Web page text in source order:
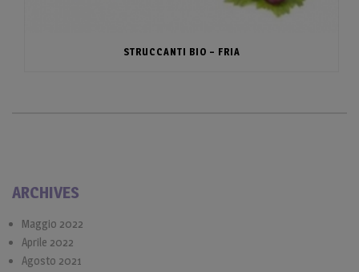
STRUCCANTI BIO – FRIA
ARCHIVES
Maggio 2022
Aprile 2022
Agosto 2021